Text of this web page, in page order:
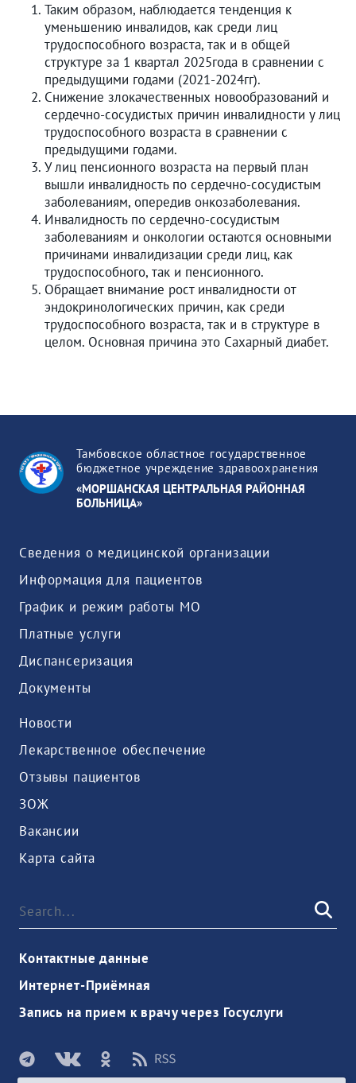
Таким образом, наблюдается тенденция к
уменьшению инвалидов, как среди лиц
трудоспособного возраста, так и в общей
структуре за 1 квартал 2025года в сравнении с
предыдущими годами (2021-2024гг).
Снижение злокачественных новообразований и
сердечно-сосудистых причин инвалидности у лиц
трудоспособного возраста в сравнении с
предыдущими годами.
У лиц пенсионного возраста на первый план
вышли инвалидность по сердечно-сосудистым
заболеваниям, опередив онкозаболевания.
Инвалидность по сердечно-сосудистым
заболеваниям и онкологии остаются основными
причинами инвалидизации среди лиц, как
трудоспособного, так и пенсионного.
Обращает внимание рост инвалидности от
эндокринологических причин, как среди
трудоспособного возраста, так и в структуре в
целом. Основная причина это Сахарный диабет.
Тамбовское областное государственное
бюджетное учреждение здравоохранения
«МОРШАНСКАЯ ЦЕНТРАЛЬНАЯ РАЙОННАЯ
БОЛЬНИЦА»
Сведения о медицинской организации
Информация для пациентов
График и режим работы МО
Платные услуги
Диспансеризация
Документы
Новости
Лекарственное обеспечение
Отзывы пациентов
ЗОЖ
Вакансии
Карта сайта
Контактные данные
Интернет-Приёмная
Запись на прием к врачу через Госуслуги